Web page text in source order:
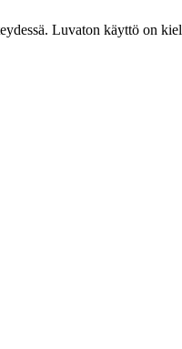
Luvaton käyttö on